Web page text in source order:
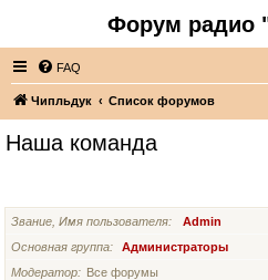
Форум радио
FAQ
Чипльдук Список форумов
Наша команда
Звание, Имя пользователя
Admin
Основная группа
Администраторы
Модератор
Все форумы